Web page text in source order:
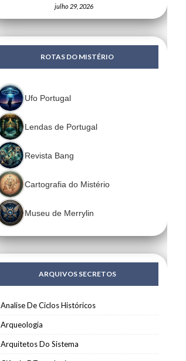
julho 29, 2026
ROTAS DO MISTÉRIO
Ufo Portugal
Lendas de Portugal
Revista Bang
Cartografia do Mistério
Museu de Merrylin
ARQUIVOS SECRETOS
Analise De Ciclos Históricos
Arqueologia
Arquitetos Do Sistema